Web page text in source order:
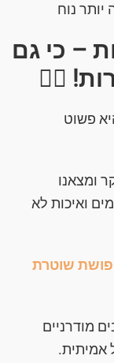
נוח
– כי גם
👮‍♀️
פשוט
ומצאנו
ואיכות לא
שוטרת
מודרניים
אמיתית.